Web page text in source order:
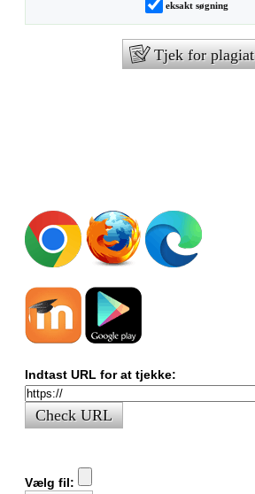
eksakt søgning
Tjek for plagiat
Indtast URL for at tjekke:
Check URL
Vælg fil: